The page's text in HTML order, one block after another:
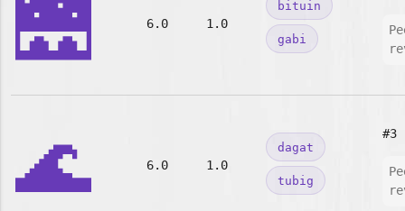
🌉 6.0 1.0
bituin
gabi
🌊 6.0 1.0
dagat
tubig
#3